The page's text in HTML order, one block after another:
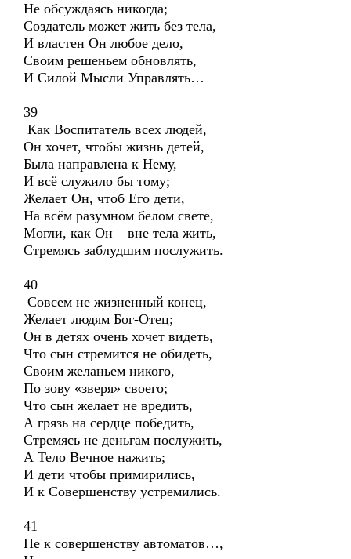
Не обсуждаясь никогда;
Создатель может жить без тела,
И властен Он любое дело,
Своим решеньем обновлять,
И Силой Мысли Управлять…
39
Как Воспитатель всех людей,
Он хочет, чтобы жизнь детей,
Была направлена к Нему,
И всё служило бы тому;
Желает Он, чтоб Его дети,
На всём разумном белом свете,
Могли, как Он – вне тела жить,
Стремясь заблудшим послужить.
40
Совсем не жизненный конец,
Желает людям Бог-Отец;
Он в детях очень хочет видеть,
Что сын стремится не обидеть,
Своим желаньем никого,
По зову «зверя» своего;
Что сын желает не вредить,
А грязь на сердце победить,
Стремясь не деньгам послужить,
А Тело Вечное нажить;
И дети чтобы примирились,
И к Совершенству устремились.
41
Не к совершенству автоматов…,